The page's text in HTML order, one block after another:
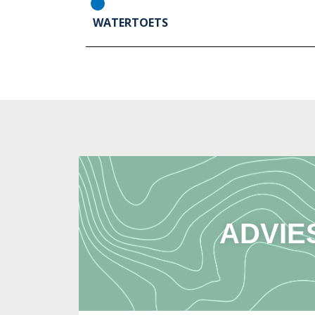
WATERTOETS